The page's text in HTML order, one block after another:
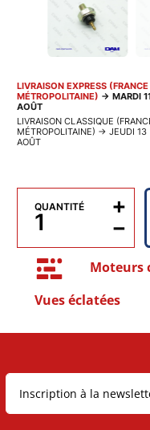
LIVRAISON EXPRESS (FRANCE
MÉTROPOLITAINE) → MARDI
AOÛT
LIVRAISON CLASSIQUE
MÉTROPOLITAINE) → JEUDI 13
AOÛT
QUANTITÉ
−
+
Moteurs
Vues éclatées